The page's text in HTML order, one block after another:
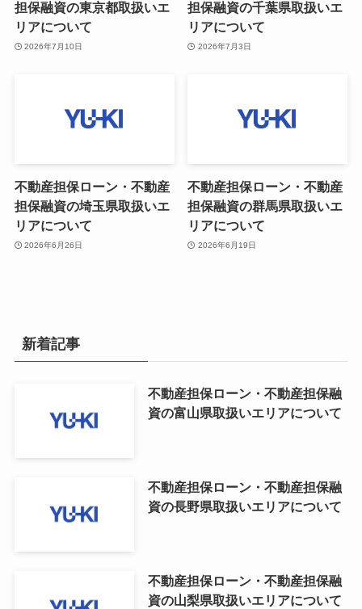
担保融資の東京都取扱いエ
リアについて
2026年7月10日
担保融資の千葉県取扱いエ
リアについて
2026年7月3日
不動産担保ローン・不動産
担保融資の埼玉県取扱いエ
リアについて
2026年6月26日
不動産担保ローン・不動産
担保融資の群馬県取扱いエ
リアについて
2026年6月19日
新着記事
不動産担保ローン・不動産担保融
資の富山県取扱いエリアについて
不動産担保ローン・不動産担保融
資の長野県取扱いエリアについて
不動産担保ローン・不動産担保融
資の山梨県取扱いエリアについて